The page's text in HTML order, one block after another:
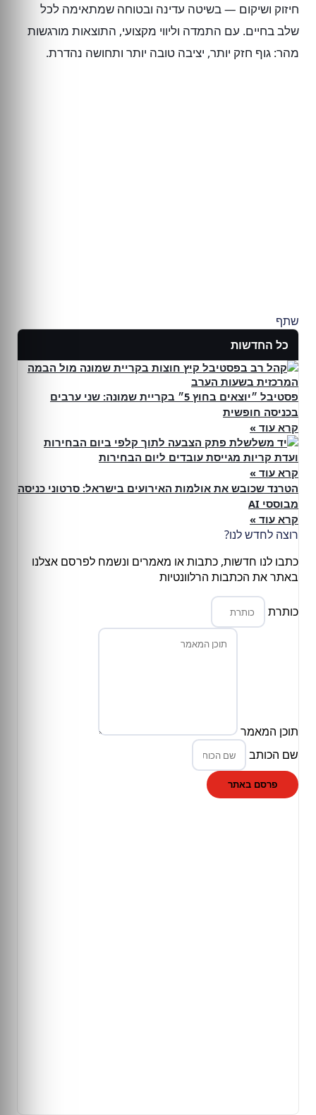
חיזוק ושיקום — בשיטה עדינה ובטוחה שמתאימה לכל
שלב בחיים. עם התמדה וליווי מקצועי, התוצאות מורגשות
מהר: גוף חזק יותר, יציבה טובה יותר ותחושה נהדרת.
שתף
כל החדשות
פסטיבל ״יוצאים בחוץ 5״ בקריית שמונה: שני ערבים
בכניסה חופשית
קרא עוד »
ועדת קריות מגייסת עובדים ליום הבחירות
קרא עוד »
הטרנד שכובש את אולמות האירועים בישראל: סרטוני כניסה
מבוססי AI
קרא עוד »
רוצה לחדש לנו?
כתבו לנו חדשות, כתבות או מאמרים ונשמח לפרסם אצלנו
באתר את הכתבות הרלוונטיות
כותרת
תוכן המאמר
שם הכותב
פרסם באתר